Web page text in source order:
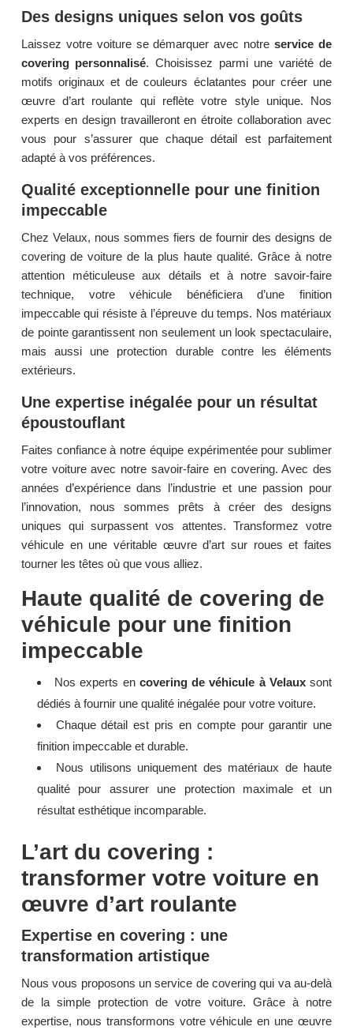
Des designs uniques selon vos goûts
Laissez votre voiture se démarquer avec notreservice de
covering personnalisé. Choisissez parmi une variété de
motifs originaux et de couleurs éclatantes pour créer une
œuvre d’art roulante qui reflète votre style unique. Nos
experts en design travailleront en étroite collaboration avec
vous pour s’assurer que chaque détail est parfaitement
adapté à vos préférences.
Qualité exceptionnelle pour une finition
impeccable
Chez Velaux, nous sommes fiers de fournir des designs de
covering de voiture de la plus haute qualité. Grâce à notre
attention méticuleuse aux détails et à notre savoir-faire
technique, votre véhicule bénéficiera d’une finition
impeccable qui résiste à l’épreuve du temps. Nos matériaux
de pointe garantissent non seulement un look spectaculaire,
mais aussi une protection durable contre les éléments
extérieurs.
Une expertise inégalée pour un résultat
époustouflant
Faites confiance à notre équipe expérimentée pour sublimer
votre voiture avec notre savoir-faire en covering. Avec des
années d’expérience dans l’industrie et une passion pour
l’innovation, nous sommes prêts à créer des designs
uniques qui surpassent vos attentes. Transformez votre
véhicule en une véritable œuvre d’art sur roues et faites
tourner les têtes où que vous alliez.
Haute qualité de covering de
véhicule pour une finition
impeccable
Nos experts encovering de véhicule à Velauxsont
dédiés à fournir une qualité inégalée pour votre voiture.
Chaque détail est pris en compte pour garantir une
finition impeccable et durable.
Nous utilisons uniquement des matériaux de haute
qualité pour assurer une protection maximale et un
résultat esthétique incomparable.
L’art du covering :
transformer votre voiture en
œuvre d’art roulante
Expertise en covering : une
transformation artistique
Nous vous proposons un service de covering qui va au-delà
de la simple protection de votre voiture. Grâce à notre
expertise, nous transformons votre véhicule en une œuvre